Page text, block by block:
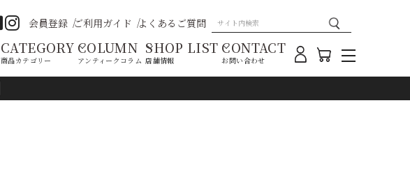
会員登録 ご利用ガイド よくあるご質問
CATEGORY
商品カテゴリー
COLUMN
アンティークコラム
SHOP LIST
店舗情報
CONTACT
お問い合わせ